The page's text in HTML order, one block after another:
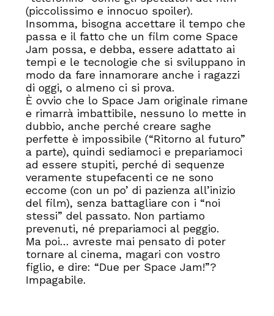
(piccolissimo e innocuo spoiler).
Insomma, bisogna accettare il tempo che
passa e il fatto che un film come Space
Jam possa, e debba, essere adattato ai
tempi e le tecnologie che si sviluppano in
modo da fare innamorare anche i ragazzi
di oggi, o almeno ci si prova.
È ovvio che lo Space Jam originale rimane
e rimarrà imbattibile, nessuno lo mette in
dubbio, anche perché creare saghe
perfette è impossibile (“Ritorno al futuro”
a parte), quindi sediamoci e prepariamoci
ad essere stupiti, perché di sequenze
veramente stupefacenti ce ne sono
eccome (con un po’ di pazienza all’inizio
del film), senza battagliare con i “noi
stessi” del passato. Non partiamo
prevenuti, né prepariamoci al peggio.
Ma poi… avreste mai pensato di poter
tornare al cinema, magari con vostro
figlio, e dire: “Due per Space Jam!”?
Impagabile.